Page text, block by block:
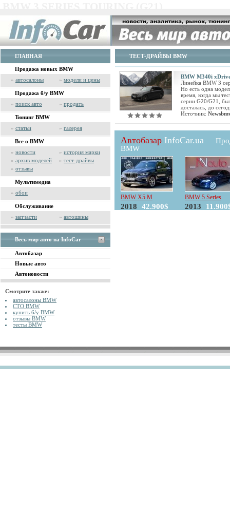
ГЛАВНАЯ
Продажа новых BMW
» автосалоны » модели и цены
Продажа б/у BMW
» поиск авто » продать
Тюнинг BMW
» статьи » галерея
Все о BMW
» новости » история марки
» архив моделей » тест-драйвы
» отзывы
Мультимедиа
» обои
Обслуживание
» запчасти » автошины
Весь мир авто на InfoCar
Автобазар
Новые авто
Автоновости
Смотрите также:
автосалоны BMW
СТО BMW
купить б/у BMW
отзывы BMW
тесты BMW
ТЕСТ-ДРАЙВЫ BMW
BMW M340i
Линейка BMW 3
Но есть одна
время, когда мы
серии G20/G21,
досталась, до
Источник:
Автобазар InfoCar.ua
BMW
BMW X5 M
2018 42.900$
BMW 5 Series
2013